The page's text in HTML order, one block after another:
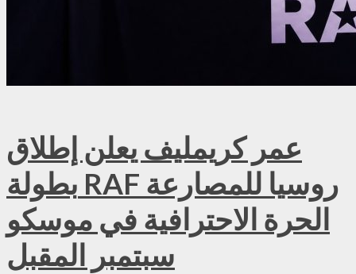
عمر كريمليف يعلن إطلاق
بطولة RAF روسيا للمصارعة
الحرة الاحترافية في موسكو
سبتمبر المقبل